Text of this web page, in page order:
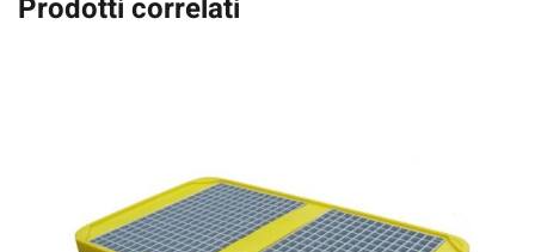
Prodotti correlati